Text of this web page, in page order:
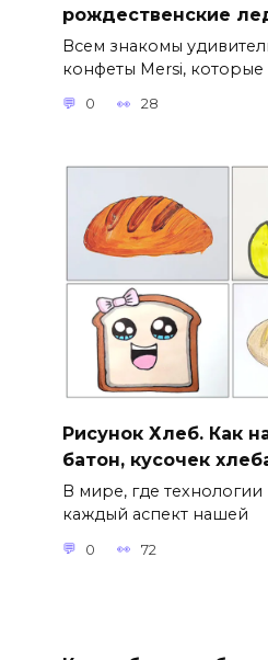
рождественские
Всем знакомы
конфеты Mersi, которые
0 28
Рисунок Хлеб. Как
батон, кусочек
В мире, где
каждый аспект нашей
0 72